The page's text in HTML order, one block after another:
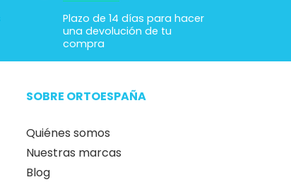
Plazo de 14 días para hacer
una devolución de tu
compra
SOBRE ORTOESPAÑA
Quiénes somos
Nuestras marcas
Blog